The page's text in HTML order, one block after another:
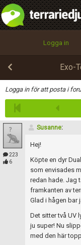
Logga in
Exo-
Logga in för att posta i
223
6
Susanne:
Hej!
Köpte en dyr
som envisades
redan hade. Jag
framkanten av
Glad i hågen bar
Det sitter två UV
ju super! Nu
med den här
integritetspolicy
Namn:
Epost:
Användarnamn:
Lösenord:
Terms of Service
Begär nytt lösenord